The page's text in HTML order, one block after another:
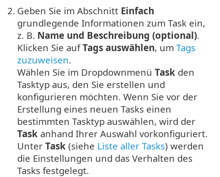
2. Geben Sie im Abschnitt Einfach
grundlegende Informationen zum Task ein,
z. B. Name und Beschreibung (optional).
Klicken Sie aufTags auswählen, um Tags
zuzuweisen.
Wählen Sie im Dropdownmenü Task den
Tasktyp aus, den Sie erstellen und
konfigurieren möchten. Wenn Sie vor der
Erstellung eines neuen Tasks einen
bestimmten Tasktyp auswählen, wird der
Task anhand Ihrer Auswahl vorkonfiguriert.
Unter Task (siehe Liste aller Tasks) werden
die Einstellungen und das Verhalten des
Tasks festgelegt.